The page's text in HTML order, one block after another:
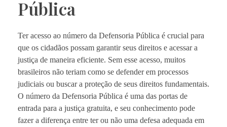
Pública
Ter acesso ao número da Defensoria Pública é crucial para
que os cidadãos possam garantir seus direitos e acessar a
justiça de maneira eficiente. Sem esse acesso, muitos
brasileiros não teriam como se defender em processos
judiciais ou buscar a proteção de seus direitos fundamentais.
O número da Defensoria Pública é uma das portas de
entrada para a justiça gratuita, e seu conhecimento pode
fazer a diferença entre ter ou não uma defesa adequada em